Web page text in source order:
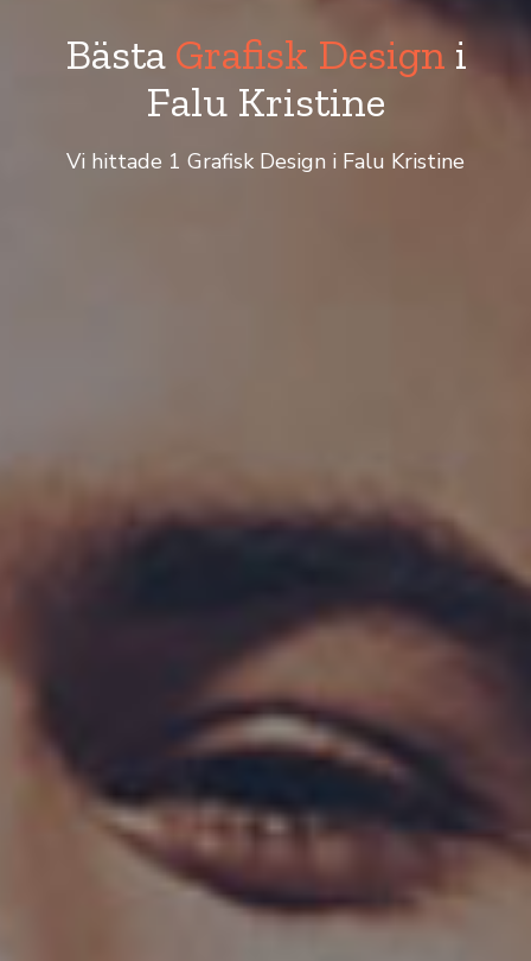
Bästa Grafisk Design i
Falu Kristine
Vi hittade 1 Grafisk Design i Falu Kristine